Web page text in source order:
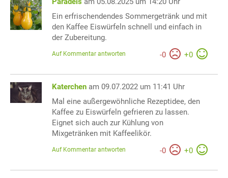
Ein erfrischendendes Sommergetränk und mit
den Kaffee Eiswürfeln schnell und einfach in
der Zubereitung.
-0 +0
Auf Kommentar antworten
Katerchen am 09.07.2022 um 11:41 Uhr
Mal eine außergewöhnliche Rezeptidee, den
Kaffee zu Eiswürfeln gefrieren zu lassen.
Eignet sich auch zur Kühlung von
Mixgetränken mit Kaffeelikör.
-0 +0
Auf Kommentar antworten